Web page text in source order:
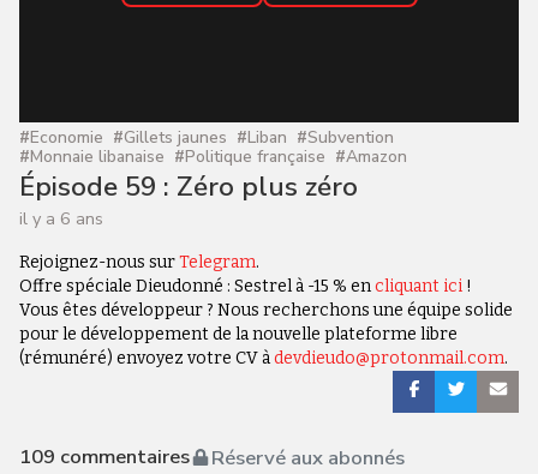
#Economie #Gillets jaunes #Liban #Subvention
#Monnaie libanaise #Politique française #Amazon
Épisode 59 : Zéro plus zéro
il y a 6 ans
Rejoignez-nous surTelegram.
Offre spéciale Dieudonné : Sestrel à -15 % encliquant ici!
Vous êtes développeur ? Nous recherchons une équipe solide
pour le développement de la nouvelle plateforme libre
(rémunéré) envoyez votre CV àdevdieudo@protonmail.com.
109 commentaires Réservé aux abonnés